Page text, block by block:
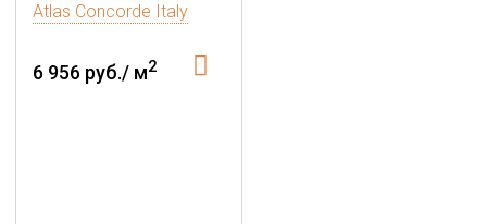
Atlas Concorde Italy
6 956 руб./ м2